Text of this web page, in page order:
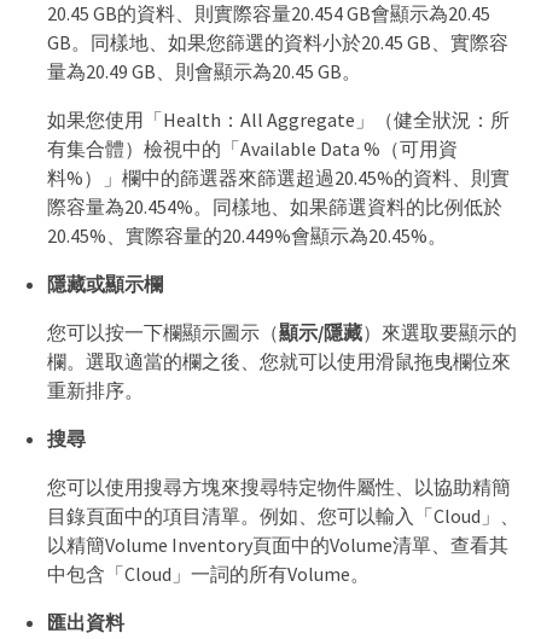
20.45 GB的資料、則實際容量20.454 GB會顯示為20.45
GB。同樣地、如果您篩選的資料小於20.45 GB、實際容
量為20.49 GB、則會顯示為20.45 GB。
如果您使用「Health：All Aggregate」（健全狀況：所
有集合體）檢視中的「Available Data %（可用資
料%）」欄中的篩選器來篩選超過20.45%的資料、則實
際容量為20.454%。同樣地、如果篩選資料的比例低於
20.45%、實際容量的20.449%會顯示為20.45%。
隱藏或顯示欄
您可以按一下欄顯示圖示（顯示/隱藏）來選取要顯示的
欄。選取適當的欄之後、您就可以使用滑鼠拖曳欄位來
重新排序。
搜尋
您可以使用搜尋方塊來搜尋特定物件屬性、以協助精簡
目錄頁面中的項目清單。例如、您可以輸入「Cloud」、
以精簡Volume Inventory頁面中的Volume清單、查看其
中包含「Cloud」一詞的所有Volume。
匯出資料